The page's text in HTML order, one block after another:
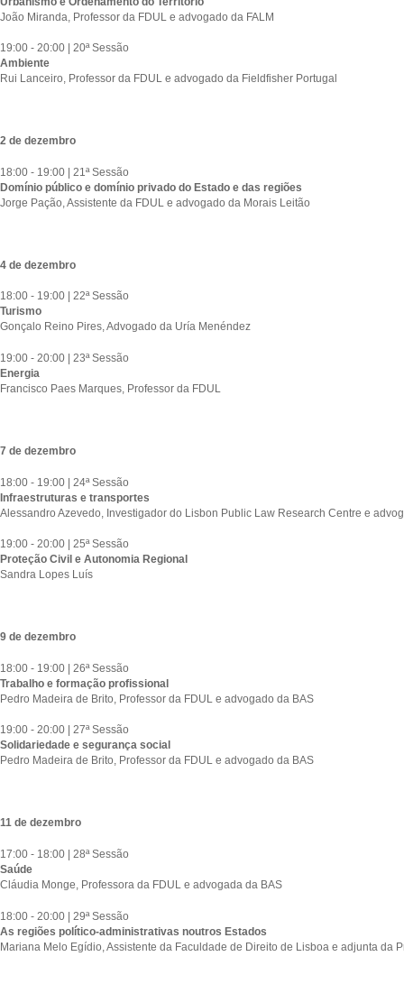
João Miranda, Professor da FDUL e advogado da FALM
19:00 - 20:00 | 20ª Sessão
Ambiente
Rui Lanceiro, Professor da FDUL e advogado da Fieldfisher Portugal
2 de dezembro
18:00 - 19:00 | 21ª Sessão
Domínio público e domínio privado do Estado e das regiões
Jorge Pação, Assistente da FDUL e advogado da Morais Leitão
4 de dezembro
18:00 - 19:00 | 22ª Sessão
Turismo
Gonçalo Reino Pires, Advogado da Uría Menéndez
19:00 - 20:00 | 23ª Sessão
Energia
Francisco Paes Marques, Professor da FDUL
7 de dezembro
18:00 - 19:00 | 24ª Sessão
Infraestruturas e transportes
Alessandro Azevedo, Investigador do Lisbon Public Law Research Centre e
19:00 - 20:00 | 25ª Sessão
Proteção Civil e Autonomia Regional
Sandra Lopes Luís
9 de dezembro
18:00 - 19:00 | 26ª Sessão
Trabalho e formação profissional
Pedro Madeira de Brito, Professor da FDUL e advogado da BAS
19:00 - 20:00 | 27ª Sessão
Solidariedade e segurança social
Pedro Madeira de Brito, Professor da FDUL e advogado da BAS
11 de dezembro
17:00 - 18:00 | 28ª Sessão
Saúde
Cláudia Monge, Professora da FDUL e advogada da BAS
18:00 - 20:00 | 29ª Sessão
As regiões político-administrativas noutros Estados
Mariana Melo Egídio, Assistente da Faculdade de Direito de Lisboa e adjunta da